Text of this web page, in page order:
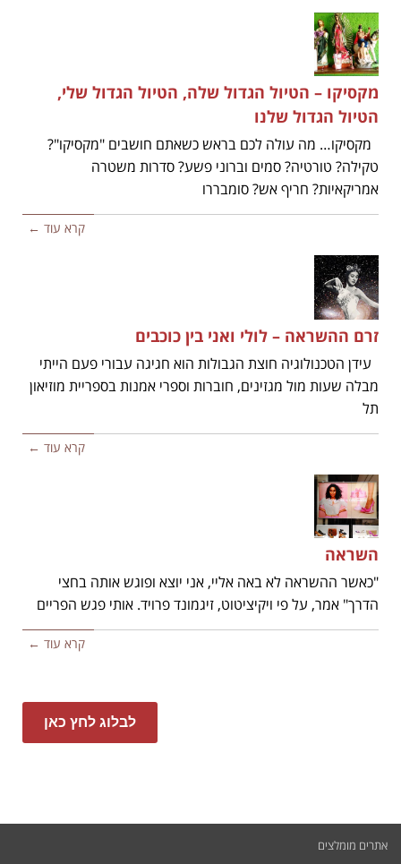
מקסיקו – הטיול הגדול שלה, הטיול הגדול שלי,
הטיול הגדול שלנו
מקסיקו… מה עולה לכם בראש כשאתם חושבים "מקסיקו"?
טקילה? טורטיה? סמים וברוני פשע? סדרות משטרה
אמריקאיות? חריף אש? סומבררו
קרא עוד ←
זרם ההשראה – לולי ואני בין כוכבים
עידן הטכנולוגיה חוצת הגבולות הוא חגיגה עבורי פעם הייתי
מבלה שעות מול מגזינים, חוברות וספרי אמנות בספריית מוזיאון
תל
קרא עוד ←
השראה
"כאשר ההשראה לא באה אליי, אני יוצא ופוגש אותה בחצי
הדרך" אמר, על פי ויקיציטוט, זיגמונד פרויד. אותי פגש הפריים
קרא עוד ←
לבלוג לחץ כאן
אתרים מומלצים